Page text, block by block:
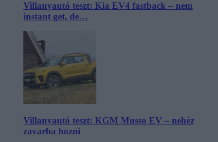
Villanyautó teszt: Kia EV4 fastback – nem
instant get, de…
Villanyautó teszt: KGM Musso EV – nehéz
zavarba hozni